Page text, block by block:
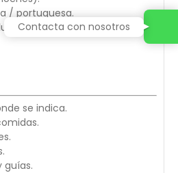
/ portuguesa.
con aire acondicionado.
se indica.
guías.
Contacta con nosotros